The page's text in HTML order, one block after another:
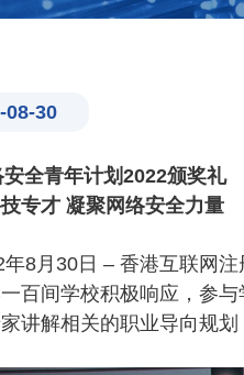
08-30
全青年计划2022颁奖礼
专才 凝聚网络安全力量
8月30日 – 香港互联网
百间学校积极响应，参
讲解相关的职业导向规